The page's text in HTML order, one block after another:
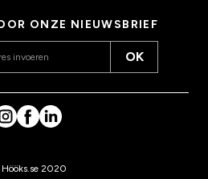
ONZE NIEUWSBRIEF
OK
2020